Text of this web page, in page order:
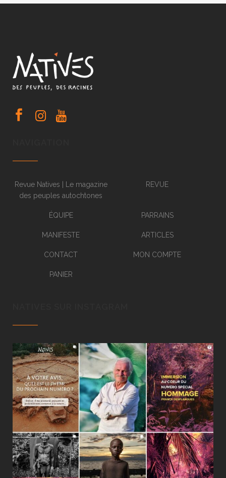
Revue Natives | Le magazine
des peuples autochtones
REVUE
ÉQUIPE PARRAINS
MANIFESTE ARTICLES
CONTACT MON COMPTE
PANIER